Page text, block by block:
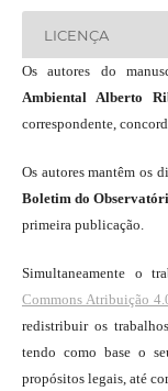
LICENÇA
Os autores do
Ambiental Alberto
correspondente,
Os autores mantêm os
Boletim do
primeira publicação.
Simultaneamente o
Commons Atribuição
redistribuir os
tendo como base o
propósitos legais, até